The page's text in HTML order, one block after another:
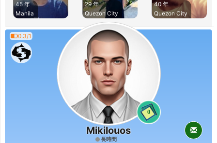
45 年
Manila
29 年
Quezon City
40 年
Quezon City
0.3/1
0
Mikilouos
長時間